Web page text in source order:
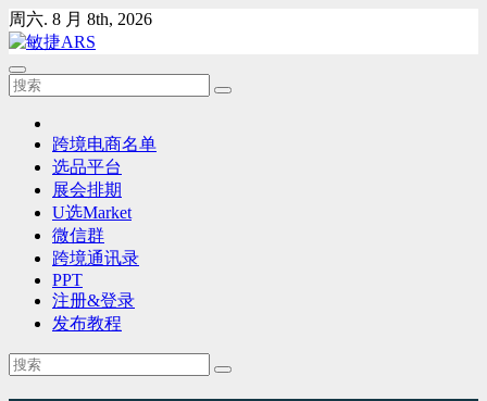
Skip
to
content
周六. 8 月 8th, 2026
跨境电商名单
选品平台
展会排期
U选Market
微信群
跨境通讯录
PPT
注册&登录
发布教程